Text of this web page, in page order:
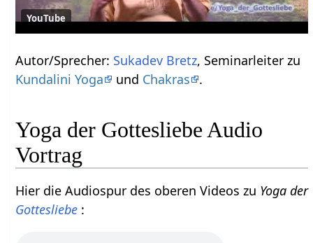
YouTube
Autor/Sprecher: Sukadev Bretz, Seminarleiter zu
Kundalini Yoga
und Chakras .
Yoga der Gottesliebe Audio
Vortrag
Hier die Audiospur des oberen Videos zu Yoga der
Gottesliebe :